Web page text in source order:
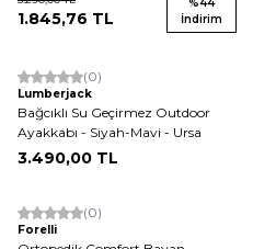
1.845,76 TL
İndirim
Yeni (0)
Lumberjack
Bağcıklı Su Geçirmez Outdoor
Ayakkabı - Siyah-Mavi - Ursa
3.490,00 TL
(0)
Forelli